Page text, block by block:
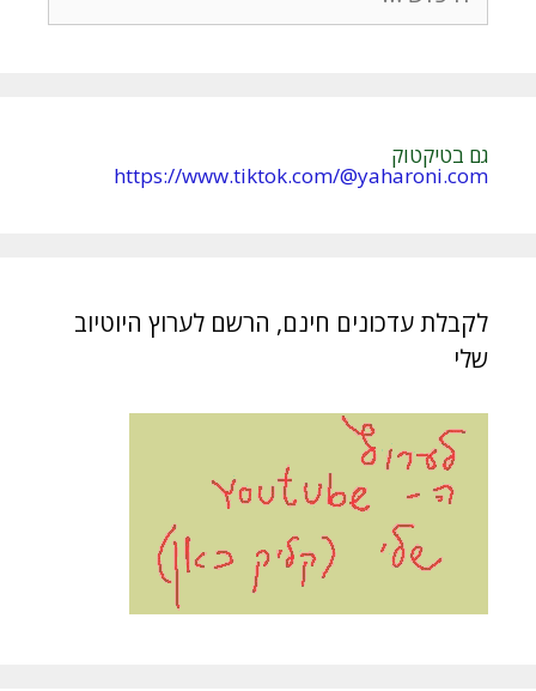
גם בטיקטוק
https://www.tiktok.com/@yaharoni.com
לקבלת עדכונים חינם, הרשם לערוץ היוטיוב
שלי